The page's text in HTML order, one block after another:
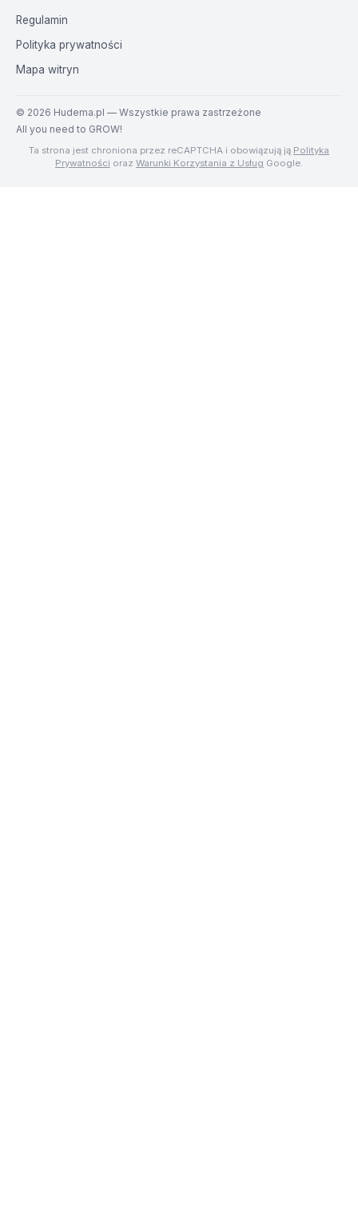
Regulamin
Polityka prywatności
Mapa witryn
© 2026 Hudema.pl — Wszystkie prawa zastrzeżone
All you need to GROW!
Ta strona jest chroniona przez reCAPTCHA i obowiązują ją Polityka
Prywatności oraz Warunki Korzystania z Usług Google.